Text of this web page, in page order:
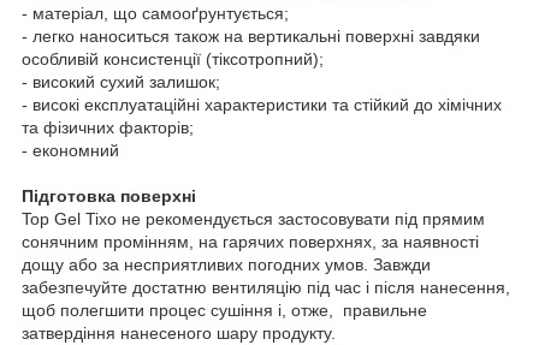
- матеріал, що самооґрунтується;
- легко наноситься також на вертикальні поверхні завдяки
особливій консистенції (тіксотропний);
- високий сухий залишок;
- високі експлуатаційні характеристики та стійкий до хімічних
та фізичних факторів;
- економний
Підготовка поверхні
Top Gel Tixo не рекомендується застосовувати під прямим
сонячним промінням, на гарячих поверхнях, за наявності
дощу або за несприятливих погодних умов. Завжди
забезпечуйте достатню вентиляцію під час і після нанесення,
щоб полегшити процес сушіння і, отже, правильне
затвердіння нанесеного шару продукту.